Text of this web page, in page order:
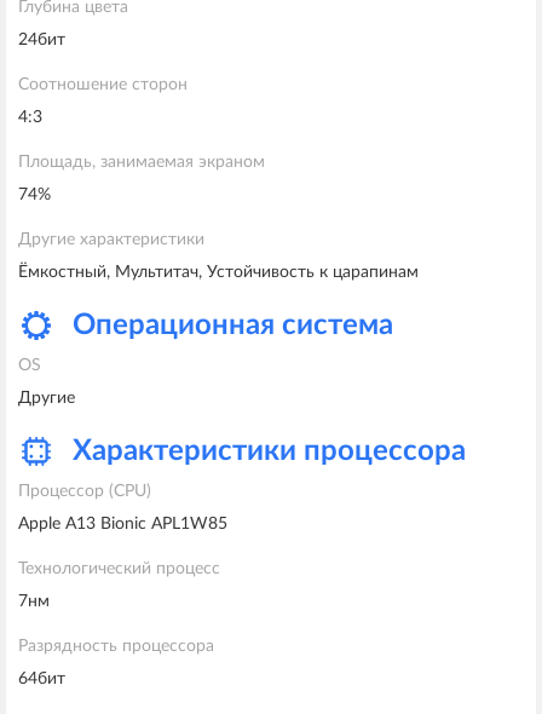
Глубина цвета
24бит
Соотношение сторон
4:3
Площадь, занимаемая экраном
74%
Другие характеристики
Ёмкостный, Мультитач, Устойчивость к царапинам
Oперационная система
OS
Другие
Характеристики процессора
Процессор (CPU)
Apple A13 Bionic APL1W85
Технологический процесс
7нм
Разрядность процессора
64бит